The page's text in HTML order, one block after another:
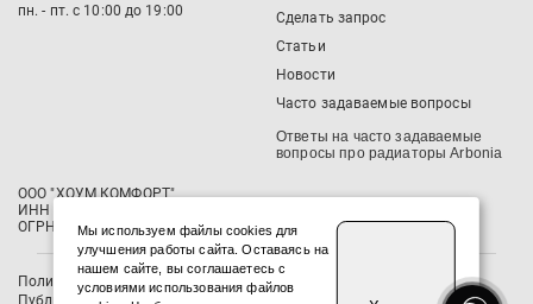
пн. - пт. с 10:00 до 19:00
Сделать запрос
Статьи
Новости
Часто задаваемые вопросы
Ответы на часто задаваемые
вопросы про радиаторы Arbonia
ООО "ХОУМ КОМФОРТ"
‍ИНН 7811788339 / КПП 781101001
ОГРН 1237800065865
Политика конфиденциальности
Публичная оферта
Мы используем файлы cookies для
улучшения работы сайта. Оставаясь на
нашем сайте, вы соглашаетесь с
условиями использования файлов